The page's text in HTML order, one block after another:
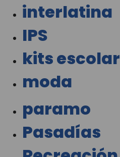
interlatina
IPS
kits escolar
moda
paramo
Pasadías